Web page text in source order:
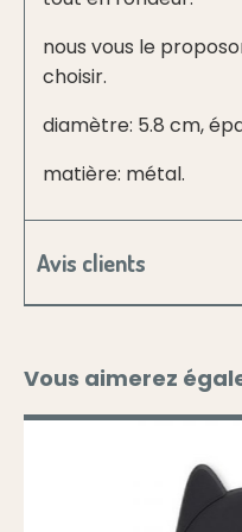
nous vous le
choisir.
diamètre: 5.8 cm,
matière: métal.
Avis clients
Vous aimerez